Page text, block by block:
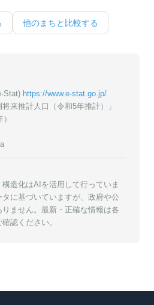
他のまちと比較する
Stat) https://www.e-stat.go.jp/
来推計人口（令和5年推計）」
造化はAIを活用して行っていま
に基づいていますが、政府や公
ません。最新・正確な情報は各
認ください。